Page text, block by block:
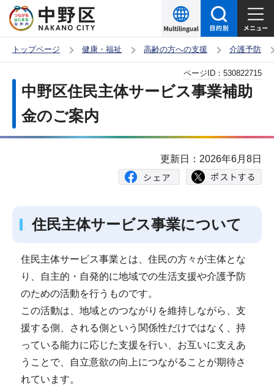
の
ー
トップページ 健康・福祉 高齢の方への支援 介護予防
か
中野区住民主体サービス事業補助
金のご案内
ページID： 530822715
更新日：2026年6月8日
住民主体サービス事業について
住民主体サービス事業とは、住民の方々が主体とな
り、自主的・自発的に地域での生活支援や介護予防
のための活動を行うものです。
この活動は、地域とのつながりを維持しながら、支
援する側、される側という関係性だけではなく、持
っている能力に応じた支援を行い、お互いに支えあ
うことで、自立意欲の向上につながることが期待さ
れています。